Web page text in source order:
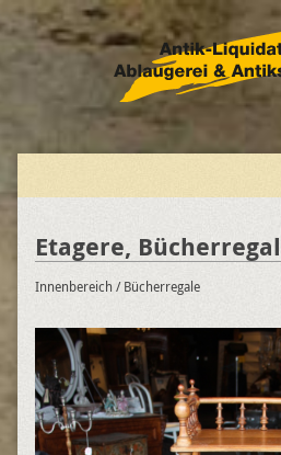
Etagere,
Innenbereich / Bücherregale